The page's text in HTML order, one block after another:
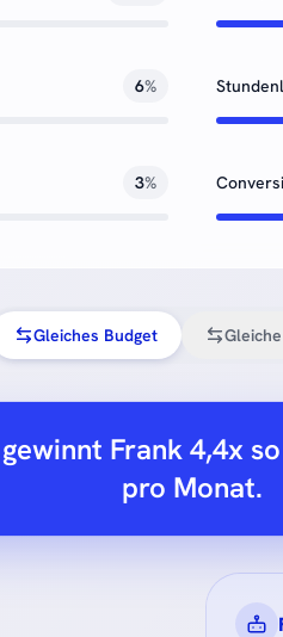
6%
3%
Gleiches Budget
Frank 4,4x
pro Monat.